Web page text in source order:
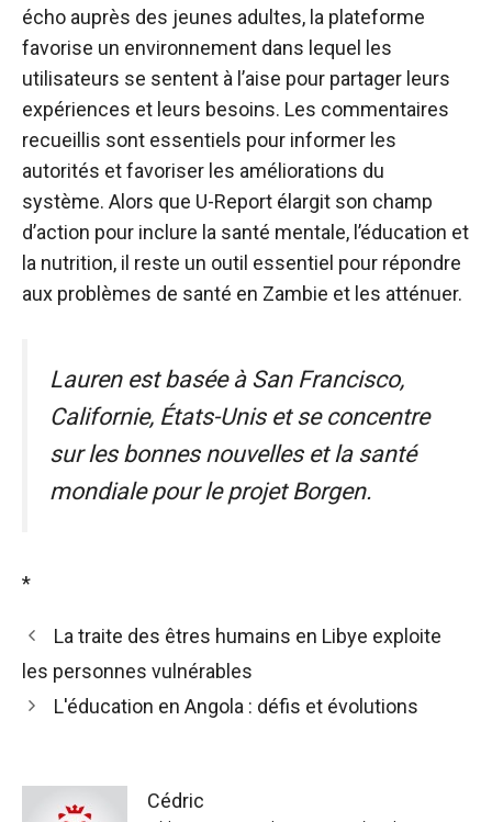
écho auprès des jeunes adultes, la plateforme
favorise un environnement dans lequel les
utilisateurs se sentent à l’aise pour partager leurs
expériences et leurs besoins. Les commentaires
recueillis sont essentiels pour informer les
autorités et favoriser les améliorations du
système. Alors que U-Report élargit son champ
d’action pour inclure la santé mentale, l’éducation et
la nutrition, il reste un outil essentiel pour répondre
aux problèmes de santé en Zambie et les atténuer.
Lauren est basée à San Francisco,
Californie, États-Unis et se concentre
sur les bonnes nouvelles et la santé
mondiale pour le projet Borgen.
*
La traite des êtres humains en Libye exploite
les personnes vulnérables
L'éducation en Angola : défis et évolutions
Cédric